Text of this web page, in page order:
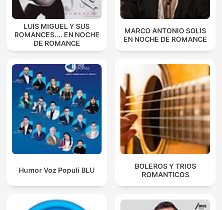
LUIS MIGUEL Y SUS
ROMANCES.... EN NOCHE
DE ROMANCE
MARCO ANTONIO SOLIS
EN NOCHE DE ROMANCE
Humor Voz Populi BLU
BOLEROS Y TRIOS
ROMANTICOS